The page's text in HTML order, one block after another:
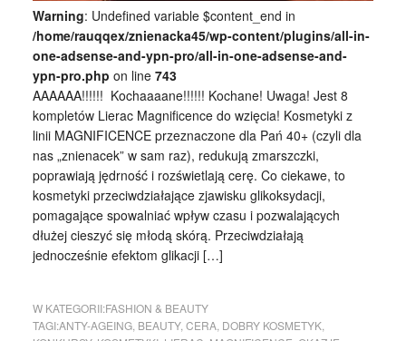
Warning: Undefined variable $content_end in
/home/rauqqex/znienacka45/wp-content/plugins/all-in-
one-adsense-and-ypn-pro/all-in-one-adsense-and-
ypn-pro.php on line 743
AAAAAA!!!!!! Kochaaaane!!!!!! Kochane! Uwaga! Jest 8
kompletów Lierac Magnificence do wzięcia! Kosmetyki z
linii MAGNIFICENCE przeznaczone dla Pań 40+ (czyli dla
nas „znienacek” w sam raz), redukują zmarszczki,
poprawiają jędrność i rozświetlają cerę. Co ciekawe, to
kosmetyki przeciwdziałające zjawisku glikoksydacji,
pomagające spowalniać wpływ czasu i pozwalających
dłużej cieszyć się młodą skórą. Przeciwdziałają
jednocześnie efektom glikacji […]
W KATEGORII:FASHION & BEAUTY
TAGI:ANTY-AGEING, BEAUTY, CERA, DOBRY KOSMETYK,